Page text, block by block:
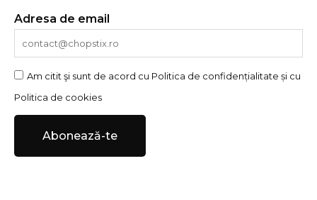
Adresa de email
Am citit şi sunt de acord cu Politica de confidențialitate și cu
Politica de cookies
Abonează-te